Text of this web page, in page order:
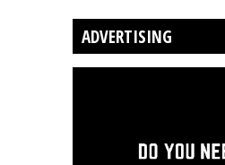
ADVERTISING